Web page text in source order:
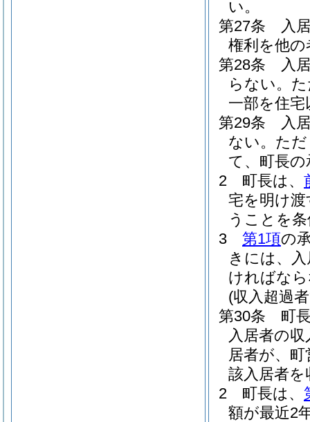
い。
第27条
入
権利を他
第28条
入
らない。
一部を住
第29条
入
ない。 た
て、町長
2
町長は、
宅を明け
うことを
3
第1項の
きには、
ければな
(収入超過
第30条
町
入居者の
居者が、
該入居者
2
町長は、
額が最近2